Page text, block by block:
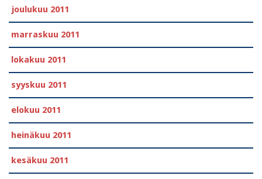
joulukuu 2011
marraskuu 2011
lokakuu 2011
syyskuu 2011
elokuu 2011
heinäkuu 2011
kesäkuu 2011